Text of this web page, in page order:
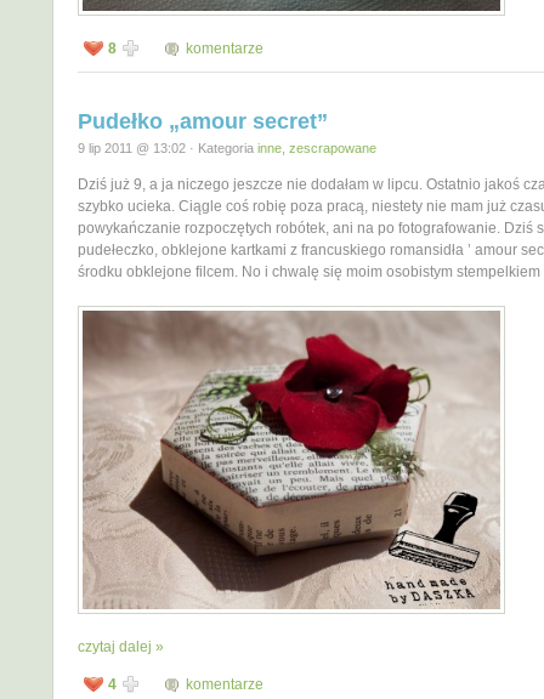
8 komentarze
Pudełko „amour secret”
9 lip 2011 @ 13:02 · Kategoria inne zescrapowane
Dziś już 9, a ja niczego jeszcze nie dodałam w lipcu. Ostatnio jakoś
szybko ucieka. Ciągle coś robię poza pracą, niestety nie mam już
powykańczanie rozpoczętych robótek, ani na po fotografowanie. Dziś
pudełeczko, obklejone kartkami z francuskiego romansidła ’ amour
środku obklejone filcem. No i chwalę się moim osobistym stempelkiem
czytaj dalej »
4 komentarze